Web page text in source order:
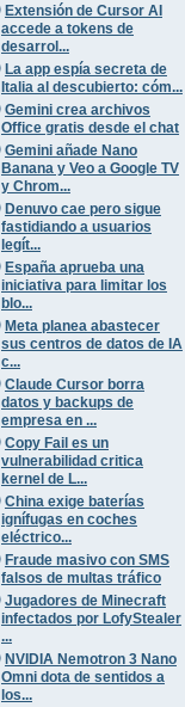
Extensión de Cursor AI
accede a tokens de
desarrol...
La app espía secreta de
Italia al descubierto: cóm...
Gemini crea archivos
Office gratis desde el chat
Gemini añade Nano
Banana y Veo a Google TV
y Chrom...
Denuvo cae pero sigue
fastidiando a usuarios
legít...
España aprueba una
iniciativa para limitar los
blo...
Meta planea abastecer
sus centros de datos de IA
c...
Claude Cursor borra
datos y backups de
empresa en ...
Copy Fail es un
vulnerabilidad critica
kernel de L...
China exige baterías
ignífugas en coches
eléctrico...
Fraude masivo con SMS
falsos de multas tráfico
Jugadores de Minecraft
infectados por LofyStealer
...
NVIDIA Nemotron 3 Nano
Omni dota de sentidos a
los...